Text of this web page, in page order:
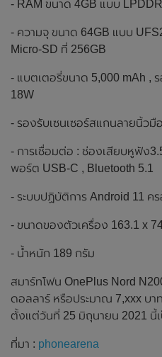
- RAM ขนาด 4GB แบบ
- ความจุ ขนาด 64GB แบบ
Micro-SD ที่ 256GB
- แบตเตอรี่ขนาด 5,000 mAh ,
18W
- รองรับเซนเซอร์สแกนลายนิ้ว
- การเชื่อมต่อ : ช่องเสียบหูฟัง
พอร์ต USB-C , Bluetooth 5.1
- ระบบปฏิบัติการ Android 11 ค
- ขนาดของตัวเครื่อง 163.1 x
- น้ำหนัก 189 กรัม
สมาร์ทโฟน OnePlus Nord
ดอลลาร์ หรือประมาณ 7,xxx บา
ตั้งแต่วันที่ 25 มิถุนายน 2021 นี้เ
ที่มา : phonearena